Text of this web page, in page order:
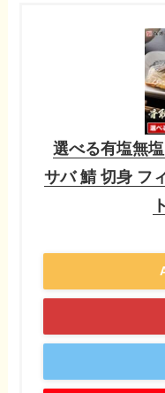
選べる有塩無
サバ 鯖 切身 フ